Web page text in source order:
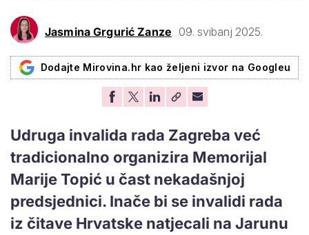
Jasmina Grgurić Zanze 09. svibanj 2025.
Dodajte Mirovina.hr kao željeni izvor na Googleu
Udruga invalida rada Zagreba već
tradicionalno organizira Memorijal
Marije Topić u čast nekadašnjoj
predsjednici. Inače bi se invalidi rada
iz čitave Hrvatske natjecali na Jarunu